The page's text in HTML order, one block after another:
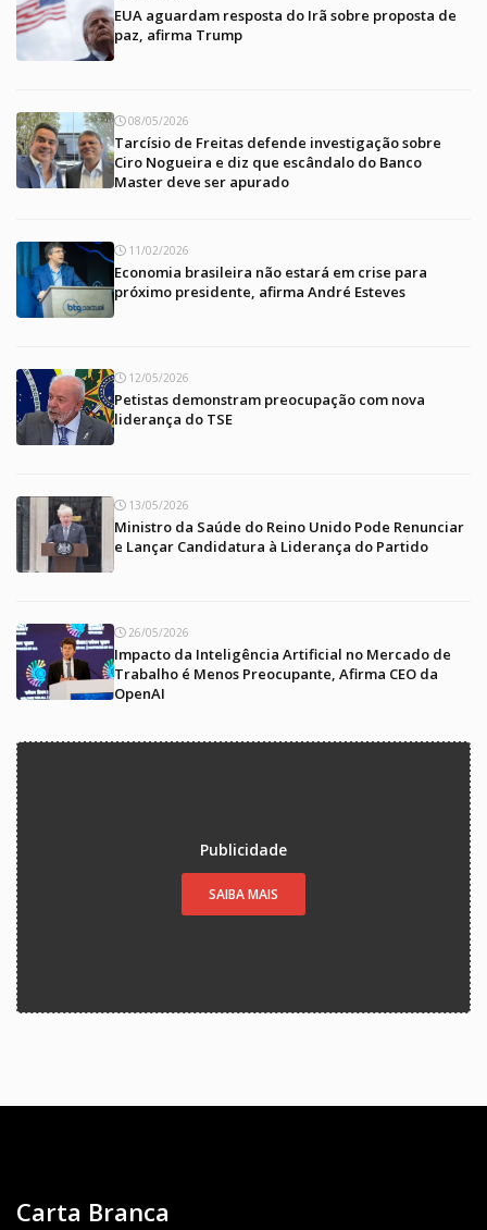
EUA aguardam resposta do Irã sobre proposta de
paz, afirma Trump
08/05/2026
Tarcísio de Freitas defende investigação sobre
Ciro Nogueira e diz que escândalo do Banco
Master deve ser apurado
11/02/2026
Economia brasileira não estará em crise para
próximo presidente, afirma André Esteves
12/05/2026
Petistas demonstram preocupação com nova
liderança do TSE
13/05/2026
Ministro da Saúde do Reino Unido Pode Renunciar
e Lançar Candidatura à Liderança do Partido
26/05/2026
Impacto da Inteligência Artificial no Mercado de
Trabalho é Menos Preocupante, Afirma CEO da
OpenAI
Publicidade
SAIBA MAIS
Carta Branca